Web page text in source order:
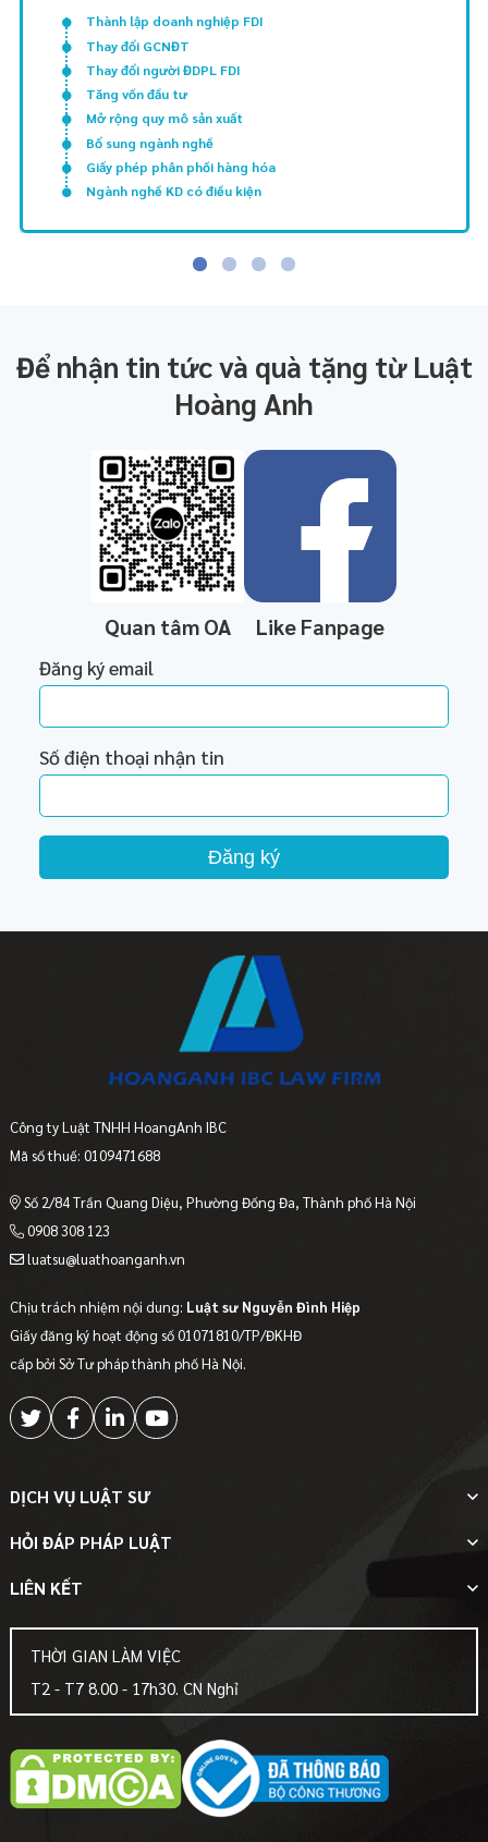
Thành lập doanh nghiệp FDI
Thay đổi GCNĐT
Thay đổi người ĐDPL FDI
Tăng vốn đầu tư
Mở rộng quy mô sản xuất
Bổ sung ngành nghề
Giấy phép phân phối hàng hóa
Ngành nghề KD có điều kiện
Để nhận tin tức và quà tặng từ Luật
Hoàng Anh
Quan tâm OA Like Fanpage
Đăng ký email
Số điện thoại nhận tin
Đăng ký
Công ty Luật TNHH HoangAnh IBC
Mã số thuế: 0109471688
Số 2/84 Trần Quang Diệu, Phường Đống Đa, Thành phố Hà Nội
0908 308 123
luatsu@luathoanganh.vn
Chịu trách nhiệm nội dung: Luật sư Nguyễn Đình Hiệp
Giấy đăng ký hoạt động số 01071810/TP/ĐKHĐ
cấp bởi Sở Tư pháp thành phố Hà Nội.
DỊCH VỤ LUẬT SƯ
HỎI ĐÁP PHÁP LUẬT
LIÊN KẾT
THỜI GIAN LÀM VIỆC
T2 - T7 8.00 - 17h30. CN Nghỉ